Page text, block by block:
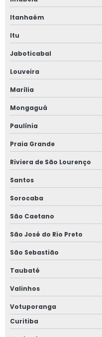
Laudo de vistoria cautelar de
Laudo de vistoria de obra
Laudo de vistoria de vizinhança
Laudo de vizinhança
Laudo de vizinhança preço
Laudo impacto de vizinhança
Laudo pericial avaliação de
Laudo técnico de avaliação
Laudo técnico de inspeção
Laudo técnico de vistoria de
Laudo técnico de vizinhança
Orçamento de avaliação
Preço gerenciamento de obra
Qual o valor de uma
Itanhaém
Itu
Jaboticabal
Louveira
Marília
Mongaguá
Paulínia
Praia Grande
Riviera de São Lourenço
Santos
Sorocaba
São Caetano
São José do Rio Preto
São Sebastião
Taubaté
Valinhos
Votuporanga
Curitiba